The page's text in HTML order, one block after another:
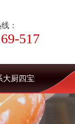
：
517
大厨四宝